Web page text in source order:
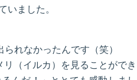
いました。
れなかったんです（笑）
（イルカ）を見ることができ